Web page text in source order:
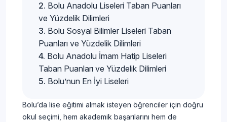
Bolu Anadolu Liseleri Taban Puanları
ve Yüzdelik Dilimleri
Bolu Sosyal Bilimler Liseleri Taban
Puanları ve Yüzdelik Dilimleri
Bolu Anadolu İmam Hatip Liseleri
Taban Puanları ve Yüzdelik Dilimleri
Bolu’nun En İyi Liseleri
Bolu’da lise eğitimi almak isteyen öğrenciler için doğru
okul seçimi, hem akademik başarılarını hem de